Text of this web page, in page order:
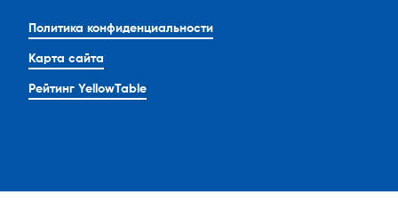
Политика конфиденциальности
Карта сайта
Рейтинг YellowTable